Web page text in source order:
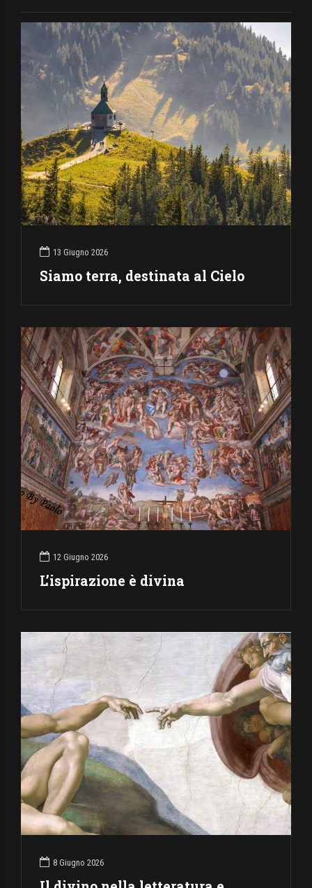
13 Giugno 2026
Siamo terra, destinata al Cielo
12 Giugno 2026
L’ispirazione è divina
8 Giugno 2026